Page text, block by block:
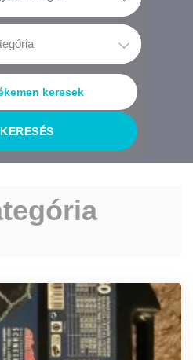
KERESÉS
keresek